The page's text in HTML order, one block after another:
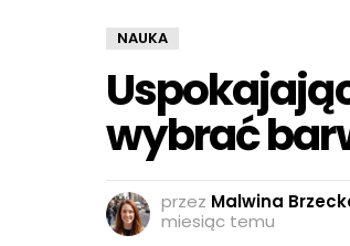
NAUKA
wybrać
przez Malwina
miesiąc temu